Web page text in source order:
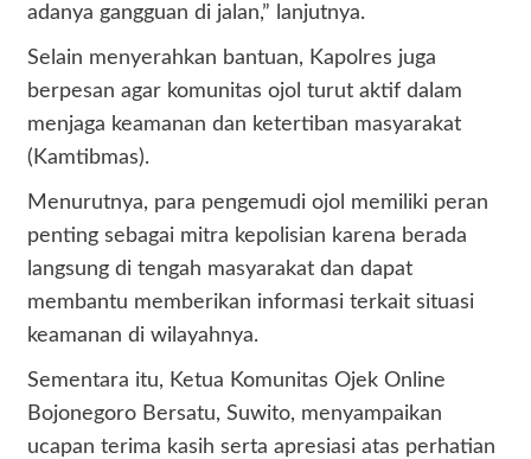
adanya gangguan di jalan,” lanjutnya.
Selain menyerahkan bantuan, Kapolres juga
berpesan agar komunitas ojol turut aktif dalam
menjaga keamanan dan ketertiban masyarakat
(Kamtibmas).
Menurutnya, para pengemudi ojol memiliki peran
penting sebagai mitra kepolisian karena berada
langsung di tengah masyarakat dan dapat
membantu memberikan informasi terkait situasi
keamanan di wilayahnya.
Sementara itu, Ketua Komunitas Ojek Online
Bojonegoro Bersatu, Suwito, menyampaikan
ucapan terima kasih serta apresiasi atas perhatian